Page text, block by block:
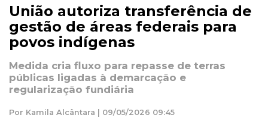
União autoriza transferência de
gestão de áreas federais para
povos indígenas
Medida cria fluxo para repasse de terras
públicas ligadas à demarcação e
regularização fundiária
Por Kamila Alcântara | 09/05/2026 09:45